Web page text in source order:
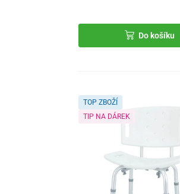
Do košíku
TOP ZBOŽÍ
TIP NA DÁREK